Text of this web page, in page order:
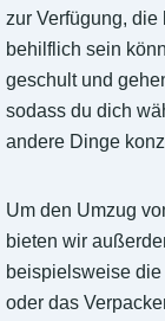
zur Verfügung, die
behilflich sein
geschult und
sodass du dich
andere Dinge
Um den Umzug
bieten wir
beispielsweise
oder das